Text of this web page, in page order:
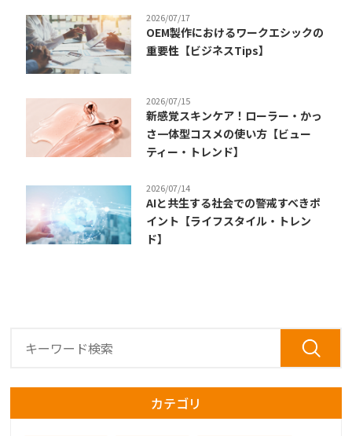
2026/07/17
OEM製作におけるワークエシックの
重要性【ビジネスTips】
2026/07/15
新感覚スキンケア！ローラー・かっ
さ一体型コスメの使い方【ビュー
ティー・トレンド】
2026/07/14
AIと共生する社会での警戒すべきポ
イント【ライフスタイル・トレン
ド】
カテゴリ